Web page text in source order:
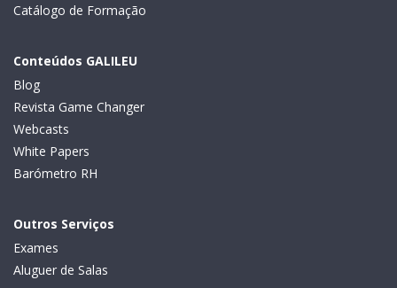
Catálogo de Formação
Conteúdos GALILEU
Blog
Revista Game Changer
Webcasts
White Papers
Barómetro RH
Outros Serviços
Exames
Aluguer de Salas